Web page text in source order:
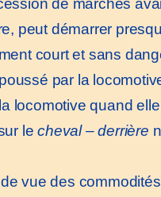
de marches
peut démarrer
court et sans
par la
locomotive quand
lecheval – derrière
vue des